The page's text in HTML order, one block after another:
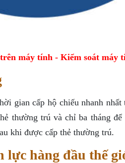
máy tính - Kiểm soát máy
gian cấp hộ chiếu nhanh
thường trú và chỉ ba tháng
khi được cấp thẻ thường trú.
lực hàng đầu thế